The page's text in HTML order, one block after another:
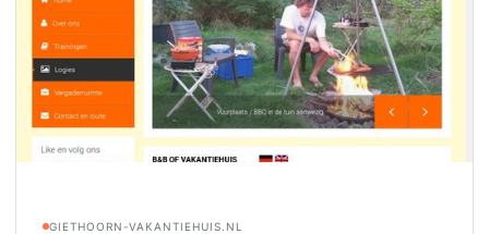
GIETHOORN-VAKANTIEHUIS.NL